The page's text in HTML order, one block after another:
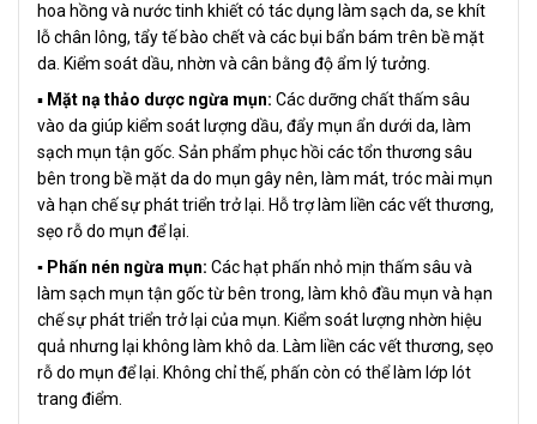
hoa hồng và nước tinh khiết có tác dụng làm sạch da, se khít
lỗ chân lông, tẩy tế bào chết và các bụi bẩn bám trên bề mặt
da. Kiểm soát dầu, nhờn và cân bằng độ ẩm lý tưởng.
▪️ Mặt nạ thảo dược ngừa mụn: Các dưỡng chất thấm sâu
vào da giúp kiểm soát lượng dầu, đẩy mụn ẩn dưới da, làm
sạch mụn tận gốc. Sản phẩm phục hồi các tổn thương sâu
bên trong bề mặt da do mụn gây nên, làm mát, tróc mài mụn
và hạn chế sự phát triển trở lại. Hỗ trợ làm liền các vết thương,
sẹo rỗ do mụn để lại.
▪️ Phấn nén ngừa mụn: Các hạt phấn nhỏ mịn thấm sâu và
làm sạch mụn tận gốc từ bên trong, làm khô đầu mụn và hạn
chế sự phát triển trở lại của mụn. Kiểm soát lượng nhờn hiệu
quả nhưng lại không làm khô da. Làm liền các vết thương, sẹo
rỗ do mụn để lại. Không chỉ thế, phấn còn có thể làm lớp lót
trang điểm.